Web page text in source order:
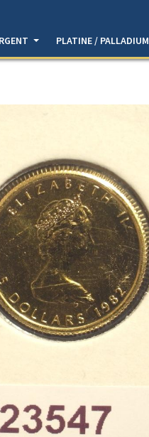
PLATINE / PALLADIUM